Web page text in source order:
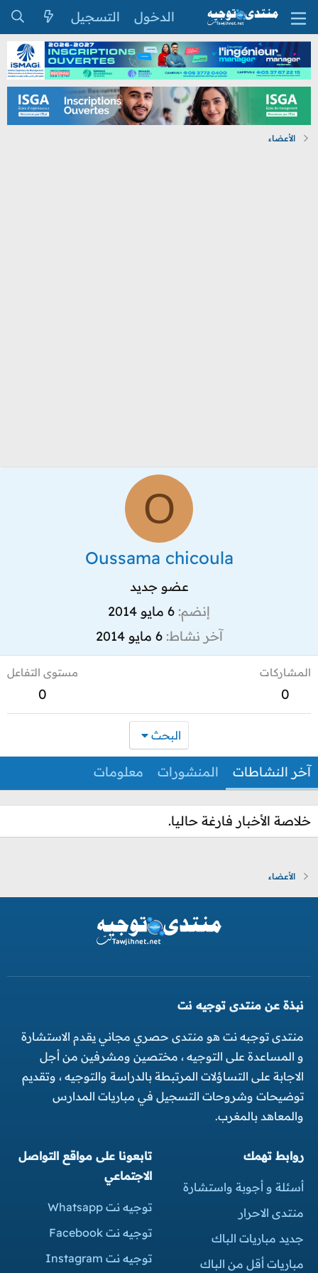
الدخول التسجيل
الأعضاء
O
Oussama chicoula
عضو جديد
إنضم 6 مايو 2014
آخر نشاط 6 مايو 2014
المشاركات
0
مستوى التفاعل
0
البحث
آخر النشاطات المنشورات معلومات
خلاصة الأخبار فارغة حاليا.
الأعضاء
نبذة عن منتدى توجيه نت
منتدى توجبه نت هو منتدى حصري مجاني يقدم الاستشارة
و المساعدة على التوجيه ، مختصين ومشرفين من أجل
الاجابة على التساؤلات المرتبطة بالدراسة والتوجيه ، وتقديم
توضيحات وشروحات التسجيل في مباريات المدارس
والمعاهد بالمغرب.
روابط تهمك
أسئلة و أجوبة واستشارة
منتدى الاحرار
جديد مباريات الباك
مباريات أقل من الباك
تابعونا على مواقع التواصل
الاجتماعي
توجيه نت Whatsapp
توجيه نت Facebook
توجيه نت Instagram